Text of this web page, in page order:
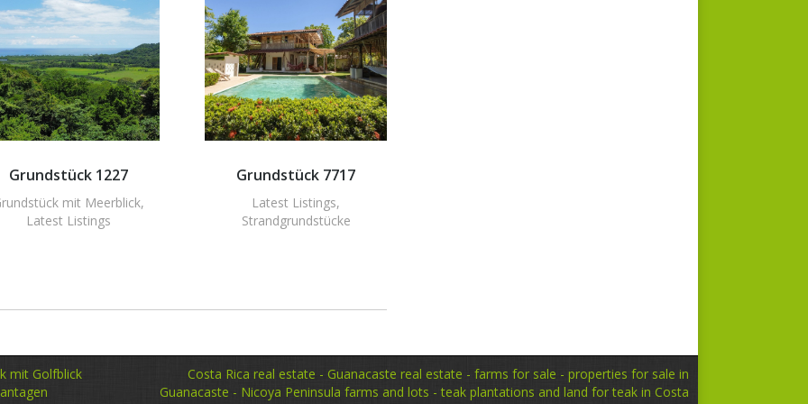
Grundstück 1227
mit Meerblick,
Latest Listings
Grundstück 7717
Latest Listings,
Strandgrundstücke
mit Golfblick
Costa Rica real estate - Guanacaste real estate - farms for sale - properties for sale in
Guanacaste - Nicoya Peninsula farms and lots - teak plantations and land for teak in Costa